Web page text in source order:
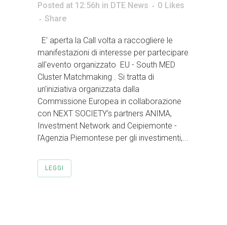
Posted at 12:56h in DTE News 0 Likes
Share
E' aperta la Call volta a raccogliere le
manifestazioni di interesse per partecipare
all'evento organizzato EU - South MED
Cluster Matchmaking . Si tratta di
un'iniziativa organizzata dalla
Commissione Europea in collaborazione
con NEXT SOCIETY’s partners ANIMA,
Investment Network and Ceipiemonte -
l'Agenzia Piemontese per gli investimenti,...
LEGGI